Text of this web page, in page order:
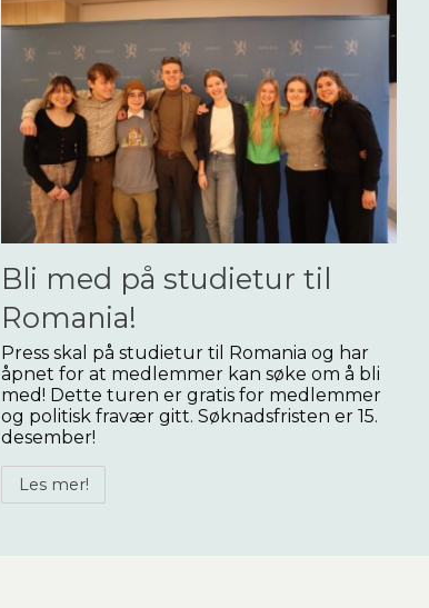
Bli med på studietur til
Romania!
Press skal på studietur til Romania og har
åpnet for at medlemmer kan søke om å bli
med! Dette turen er gratis for medlemmer
og politisk fravær gitt. Søknadsfristen er 15.
desember!
Les mer!